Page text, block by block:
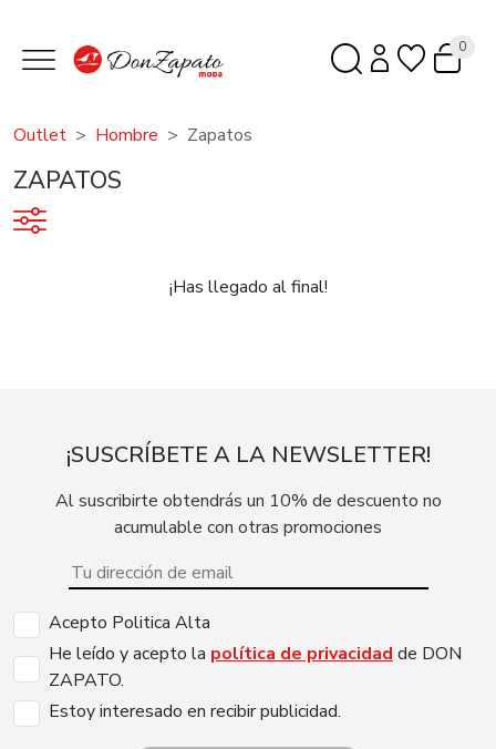
0
Outlet Hombre Zapatos
ZAPATOS
¡Has llegado al final!
¡SUSCRÍBETE A LA NEWSLETTER!
Al suscribirte obtendrás un 10% de descuento no
acumulable con otras promociones
Acepto Politica Alta
He leído y acepto la política de privacidad de DON
ZAPATO.
Estoy interesado en recibir publicidad.